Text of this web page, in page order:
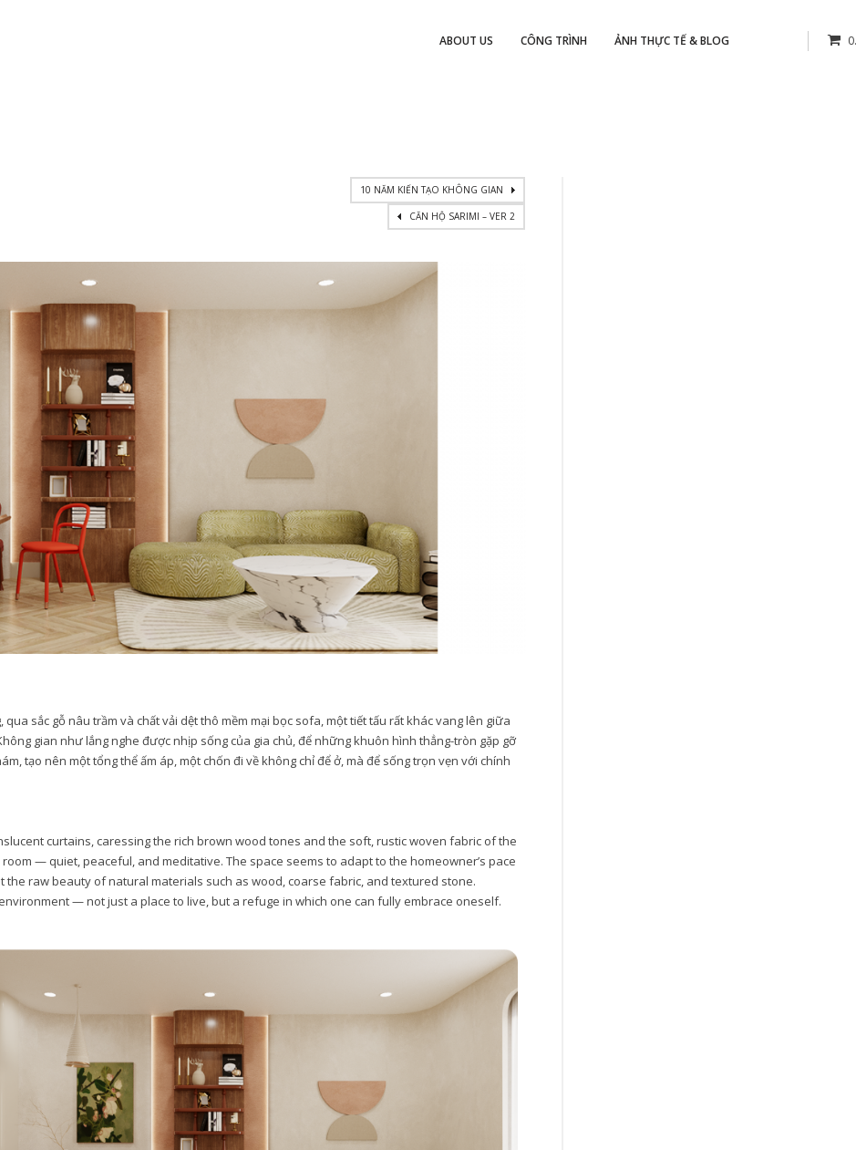
ABOUT US CÔNG TRÌNH ẢNH THỰC TẾ & BLOG
10 NĂM KIẾN TẠO KHÔNG GIAN
CĂN HỘ SARIMI – VER 2
sắc gỗ nâu trầm và chất vải dệt thô mềm mại bọc sofa, một tiết tấu rất khác vang lên giữa
gian như lắng nghe được nhịp sống của gia chủ, để những khuôn hình thẳng-tròn gặp gỡ
tạo nên một tổng thể ấm áp, một chốn đi về không chỉ để ở, mà để sống trọn vẹn với chính
curtains, caressing the rich brown wood tones and the soft, rustic woven fabric of the
— quiet, peaceful, and meditative. The space seems to adapt to the homeowner’s pace
raw beauty of natural materials such as wood, coarse fabric, and textured stone.
— not just a place to live, but a refuge in which one can fully embrace oneself.